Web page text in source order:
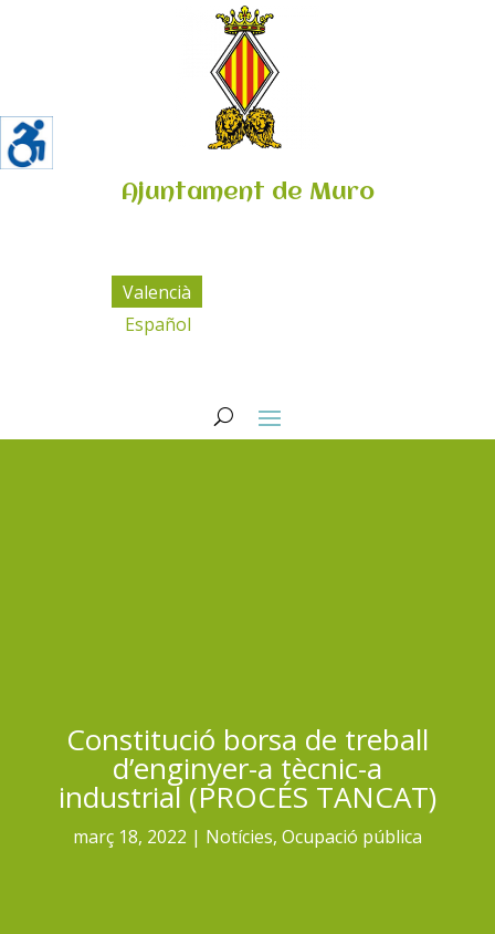
Ajuntament de Muro
Valencià
Español
Constitució borsa de treball
d’enginyer-a tècnic-a
industrial (PROCÉS TANCAT)
març 18, 2022 Notícies, Ocupació pública